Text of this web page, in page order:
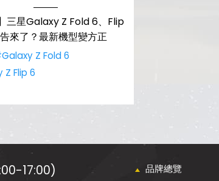
三星Galaxy Z Fold 6、Flip
來了？最新機型變方正
Z Fold 6
Flip 6
17:00) 品牌總覽